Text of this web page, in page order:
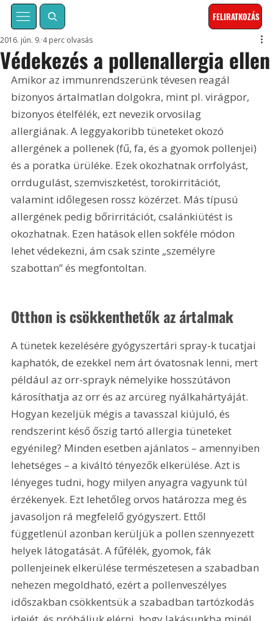
FELIRATKOZÁS
Védekezés a pollenallergia ellen
2016. jún. 9. 4 perc olvasás
Amikor az immunrendszerünk tévesen reagál
bizonyos ártalmatlan dolgokra, mint pl. virágpor,
bizonyos ételfélék, ezt nevezik orvosilag
allergiának. A leggyakoribb tüneteket okozó
allergének a pollenek (fű, fa, és a gyomok pollenjei)
és a poratka ürüléke. Ezek okozhatnak orrfolyást,
orrdugulást, szemviszketést, torokirritációt,
valamint időlegesen rossz közérzet. Más típusú
allergének pedig bőrirritációt, csalánkiütést is
okozhatnak. Ezen hatások ellen sokféle módon
lehet védekezni, ám csak szinte „személyre
szabottan” és megfontoltan.
Otthon is csökkenthetők az ártalmak
A tünetek kezelésére gyógyszertári spray-k tucatjai
kaphatók, de ezekkel nem árt óvatosnak lenni, mert
például az orr-sprayk némelyike hosszútávon
károsíthatja az orr és az arcüreg nyálkahártyáját.
Hogyan kezeljük mégis a tavasszal kiújuló, és
rendszerint késő őszig tartó allergia tüneteket
egyénileg? Minden esetben ajánlatos – amennyiben
lehetséges – a kiváltó tényezők elkerülése. Azt is
lényeges tudni, hogy milyen anyagra vagyunk túl
érzékenyek. Ezt lehetőleg orvos határozza meg és
javasoljon rá megfelelő gyógyszert. Ettől
függetlenül azonban kerüljük a pollen szennyezett
helyek látogatását. A fűfélék, gyomok, fák
pollenjeinek elkerülése természetesen a szabadban
nehezen megoldható, ezért a pollenveszélyes
időszakban csökkentsük a szabadban tartózkodás